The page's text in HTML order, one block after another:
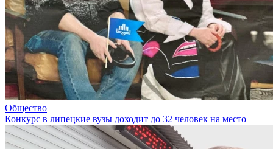
Общество
Конкурс в липецкие вузы доходит до 32 человек на место